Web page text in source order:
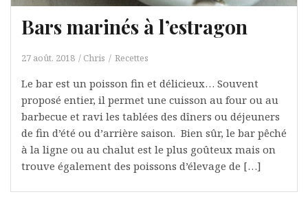
Bars marinés à l’estragon
27 août, 2018 Chris Recettes
Le bar est un poisson fin et délicieux… Souvent
proposé entier, il permet une cuisson au four ou au
barbecue et ravi les tablées des dîners ou déjeuners
de fin d’été ou d’arrière saison. Bien sûr, le bar pêché
à la ligne ou au chalut est le plus goûteux mais on
trouve également des poissons d’élevage de […]